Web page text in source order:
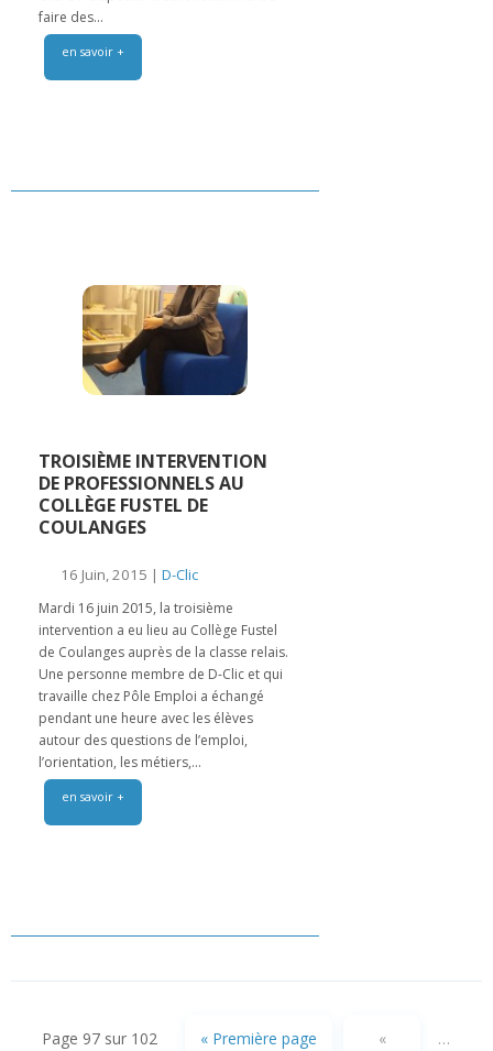
faire des...
en savoir +
TROISIÈME INTERVENTION
DE PROFESSIONNELS AU
COLLÈGE FUSTEL DE
COULANGES
16 Juin, 2015 | D-Clic
Mardi 16 juin 2015, la troisième
intervention a eu lieu au Collège Fustel
de Coulanges auprès de la classe relais.
Une personne membre de D-Clic et qui
travaille chez Pôle Emploi a échangé
pendant une heure avec les élèves
autour des questions de l’emploi,
l’orientation, les métiers,...
en savoir +
Page 97 sur 102 « Première page « …